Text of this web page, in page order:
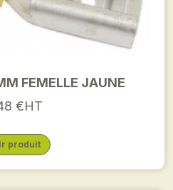
FEMELLE JAUNE
€HT
produit